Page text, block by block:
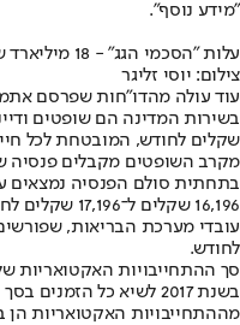
"מידע נוסף".
עלות "הסכמי
צילום: יוסי זליגר
עוד עולה מהדו"חות שפרסם
מקרב השופטים מקבלים פנסיה שמגיעה
בתחתית סולם הפנסיה נמצאים
16,196 שקלים
לחודש.
סך ההתחייבויות האקטואריות
מההתחייבויות האקטואריות הן